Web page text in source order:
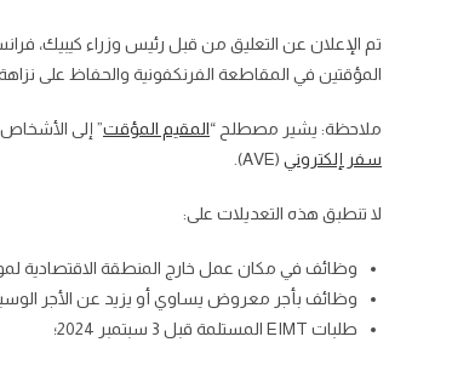
تم الإعلان عن التعليق من قبل رئيس وزراء كيبيك،
المؤقتين في المقاطعة الفرنكفونية والحفاظ على
ملاحظة: يشير مصطلح “المقيم المؤقت” إلى
سفر إلكتروني (AVE).
لا تنطبق هذه التعديلات على:
وظائف في مكان عمل خارج المنطقة الاقتصادية
وظائف بأجر معروض يساوي أو يزيد عن الأجر الوسيط الحالي في
طلبات EIMT المستلمة قبل 3 سبتمبر 2024؛